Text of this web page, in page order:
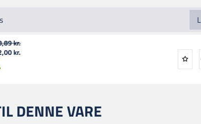
af defekter
lilla efterbehandlingsfilm - P1500
3000
Orbital Polermaskine/polish (lille hætte)
kr.
kr.
DENNE VARE